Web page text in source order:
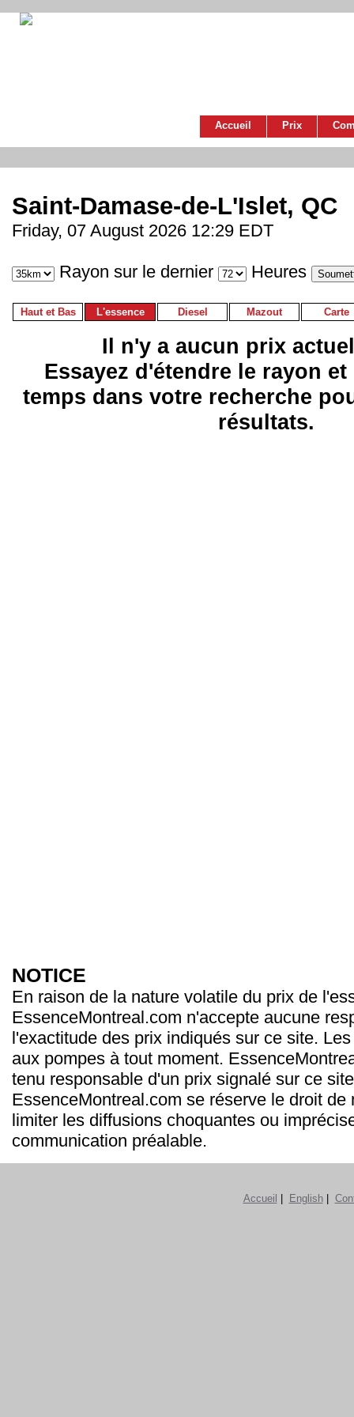
Accueil Prix
Saint-Damase-de-L'Islet, QC
Friday, 07 August 2026 12:29 EDT
Rayon sur le dernier Heures
Haut et Bas L'essence Diesel Mazout Carte
Il n'y a aucun prix
Essayez d'étendre le rayon
temps dans votre recherche
résultats.
NOTICE
En raison de la nature volatile du prix de
EssenceMontreal.com n'accepte aucune
l'exactitude des prix indiqués sur ce site.
aux pompes à tout moment.
tenu responsable d'un prix signalé sur ce
EssenceMontreal.com se réserve le droit de
limiter les diffusions choquantes ou
communication préalable.
Accueil English|